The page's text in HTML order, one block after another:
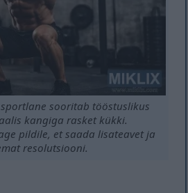
sooritab tööstuslikus
kangiga rasket kükki.
pildile, et saada lisateavet ja
resolutsiooni.